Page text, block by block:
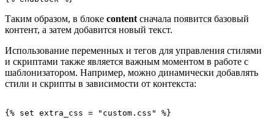
Таким образом, в блоке content сначала появится базовый
контент, а затем добавится новый текст.
Использование переменных и тегов для управления стилями
и скриптами также является важным моментом в работе с
шаблонизатором. Например, можно динамически добавлять
стили и скрипты в зависимости от контекста: